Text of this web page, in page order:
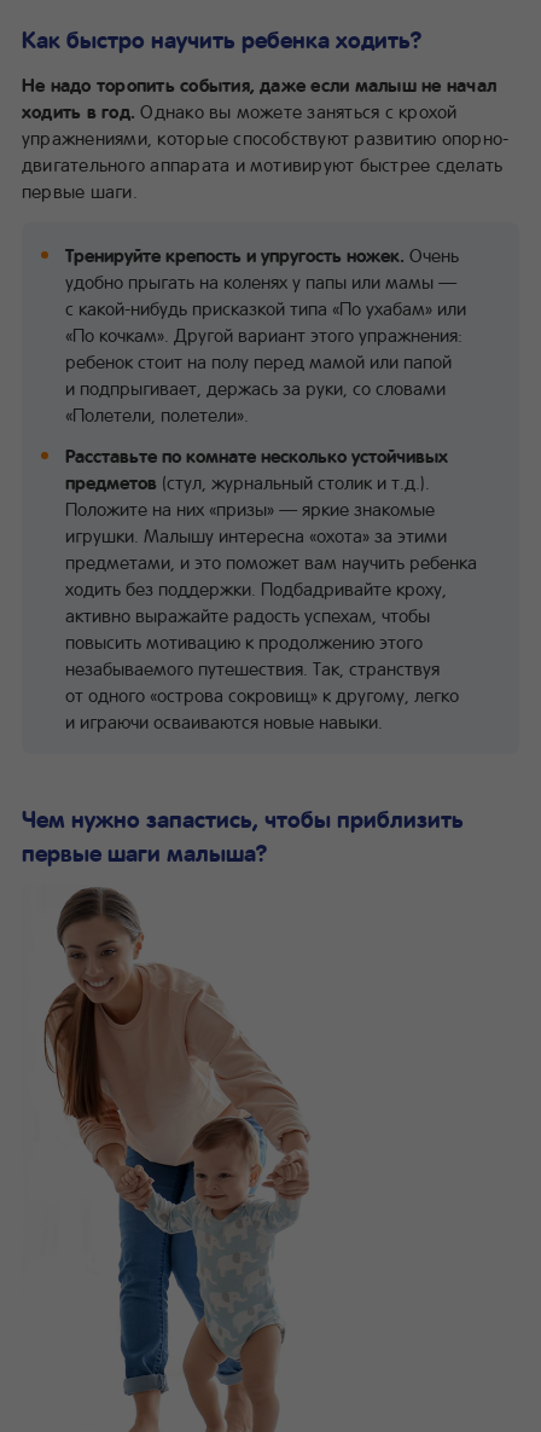
Как быстро научить ребенка ходить?
Не надо торопить события, даже если малыш не начал
ходить в год.Однако вы можете заняться с крохой
упражнениями, которые способствуют развитию опорно-
двигательного аппарата и мотивируют быстрее сделать
первые шаги.
Тренируйте крепость и упругость ножек. Очень
удобно прыгать на коленях у папы или мамы —
с какой-нибудь присказкой типа «По ухабам» или
«По кочкам». Другой вариант этого упражнения:
ребенок стоит на полу перед мамой или папой
и подпрыгивает, держась за руки, со словами
«Полетели, полетели».
Расставьте по комнате несколько устойчивых
предметов (стул, журнальный столик и т.д.).
Положите на них «призы» — яркие знакомые
игрушки. Малышу интересна «охота» за этими
предметами, и это поможет вам научить ребенка
ходить без поддержки. Подбадривайте кроху,
активно выражайте радость успехам, чтобы
повысить мотивацию к продолжению этого
незабываемого путешествия. Так, странствуя
от одного «острова сокровищ» к другому, легко
и играючи осваиваются новые навыки.
Чем нужно запастись, чтобы приблизить
первые шаги малыша?